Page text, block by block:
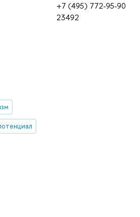
+7 (495) 772-95-90
23492